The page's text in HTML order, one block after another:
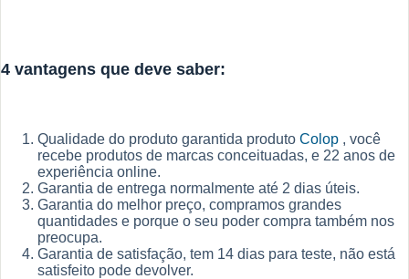
4 vantagens que deve saber:
Qualidade do produto garantida produto Colop , você
recebe produtos de marcas conceituadas, e 22 anos de
experiência online.
Garantia de entrega normalmente até 2 dias úteis.
Garantia do melhor preço, compramos grandes
quantidades e porque o seu poder compra também nos
preocupa.
Garantia de satisfação, tem 14 dias para teste, não está
satisfeito pode devolver.